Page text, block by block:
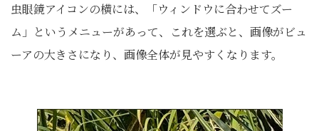
虫眼鏡アイコンの横には、「ウィンドウに合わせてズー
ム」というメニューがあって、これを選ぶと、画像がビュ
ーアの大きさになり、画像全体が見やすくなります。